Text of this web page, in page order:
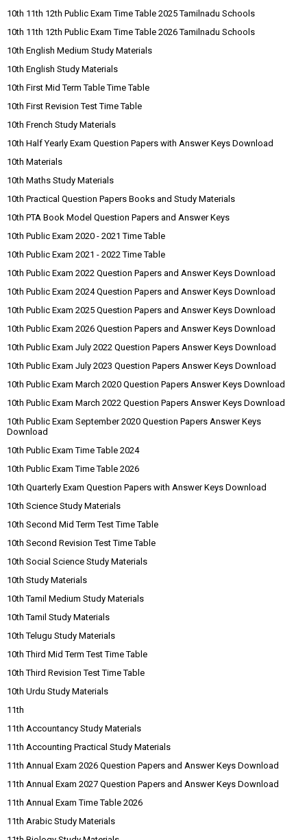
10th 11th 12th Public Exam Time Table 2025 Tamilnadu Schools
10th 11th 12th Public Exam Time Table 2026 Tamilnadu Schools
10th English Medium Study Materials
10th English Study Materials
10th First Mid Term Table Time Table
10th First Revision Test Time Table
10th French Study Materials
10th Half Yearly Exam Question Papers with Answer Keys Download
10th Materials
10th Maths Study Materials
10th Practical Question Papers Books and Study Materials
10th PTA Book Model Question Papers and Answer Keys
10th Public Exam 2020 - 2021 Time Table
10th Public Exam 2021 - 2022 Time Table
10th Public Exam 2022 Question Papers and Answer Keys Download
10th Public Exam 2024 Question Papers and Answer Keys Download
10th Public Exam 2025 Question Papers and Answer Keys Download
10th Public Exam 2026 Question Papers and Answer Keys Download
10th Public Exam July 2022 Question Papers Answer Keys Download
10th Public Exam July 2023 Question Papers Answer Keys Download
10th Public Exam March 2020 Question Papers Answer Keys Download
10th Public Exam March 2022 Question Papers Answer Keys Download
10th Public Exam September 2020 Question Papers Answer Keys
Download
10th Public Exam Time Table 2024
10th Public Exam Time Table 2026
10th Quarterly Exam Question Papers with Answer Keys Download
10th Science Study Materials
10th Second Mid Term Test Time Table
10th Second Revision Test Time Table
10th Social Science Study Materials
10th Study Materials
10th Tamil Medium Study Materials
10th Tamil Study Materials
10th Telugu Study Materials
10th Third Mid Term Test Time Table
10th Third Revision Test Time Table
10th Urdu Study Materials
11th
11th Accountancy Study Materials
11th Accounting Practical Study Materials
11th Annual Exam 2026 Question Papers and Answer Keys Download
11th Annual Exam 2027 Question Papers and Answer Keys Download
11th Annual Exam Time Table 2026
11th Arabic Study Materials